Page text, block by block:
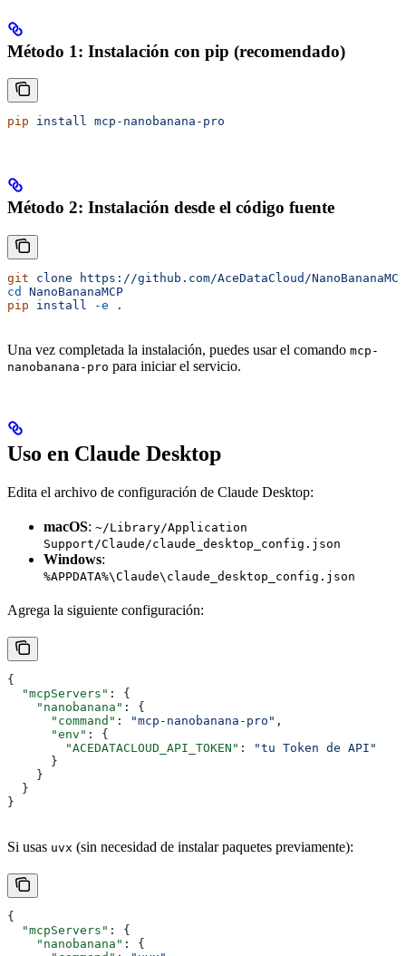
Método 1: Instalación con pip (recomendado)
pip install mcp-nanobanana-pro
Método 2: Instalación desde el código fuente
git clone https://github.com/AceDataCloud/
cd
NanoBananaMCP
pip install -e .
Una vez completada la instalación, puedes usar el comando mcp-
nanobanana-pro para iniciar el servicio.
Uso en Claude Desktop
Edita el archivo de configuración de Claude Desktop:
macOS: ~/Library/Application
Support/Claude/claude_desktop_config.json
Windows:
%APPDATA%\Claude\claude_desktop_config.json
Agrega la siguiente configuración:
{
  "mcpServers"
: {
    "nanobanana"
: {
      "command"
: "mcp-nanobanana-pro" ,
      "env"
: {
        "ACEDATACLOUD_API_TOKEN"
:
"tu Token de API"
      }
    }
  }
}
Si usas uvx (sin necesidad de instalar paquetes previamente):
{
  "mcpServers"
: {
    "nanobanana"
: {